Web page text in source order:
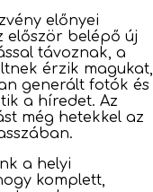
előnyei
először belépő új
távoznak, a
érzik magukat,
generált fotók és
a híredet. Az
még hetekkel az
a helyi
komplett,